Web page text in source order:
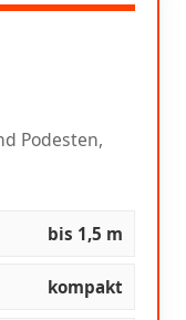
Podesten,
bis 1,5 m
kompakt